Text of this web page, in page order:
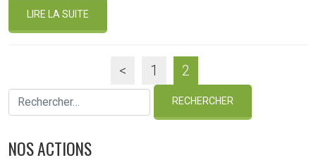
LIRE LA SUITE
< 1 2
NOS ACTIONS